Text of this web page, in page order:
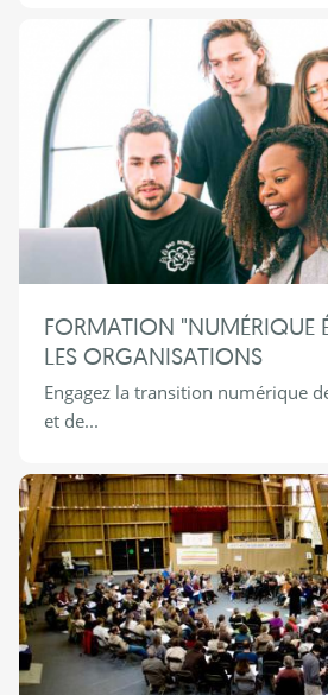
FORMATION "NUMÉRIQUE
LES ORGANISATIONS
Engagez la transition numérique
et de...